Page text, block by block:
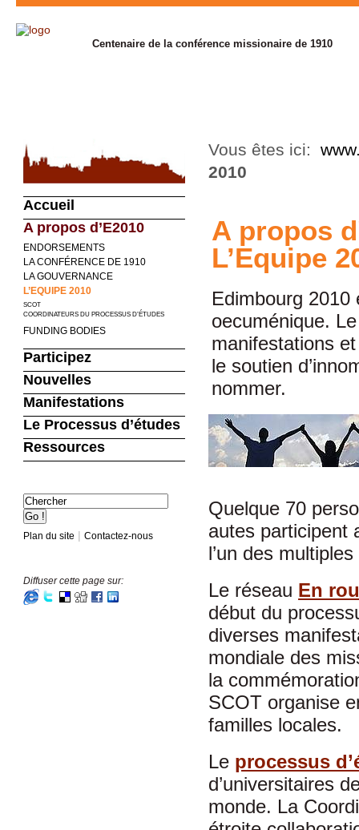
Centenaire de la conférence missionaire de 1910
Vous êtes ici:
2010
A propos
L’Equipe
Edimbourg 2010
oecuménique.
manifestations
le soutien
nommer.
Quelque 70
autes participent
l’un des multiples
Le réseau En
début du
diverses
mondiale des
la
SCOT organise
familles locales.
Le processus
d’universitaires
monde. La
Accueil
A propos d’E2010
ENDORSEMENTS
LA CONFÉRENCE DE 1910
LA GOUVERNANCE
L’EQUIPE 2010
SCOT
COORDINATEURS DU PROCESSUS D’ÉTUDES
FUNDING BODIES
Participez
Nouvelles
Manifestations
Le Processus d’études
Ressources
Plan du site |Contactez-nous
Diffuser cette page sur: